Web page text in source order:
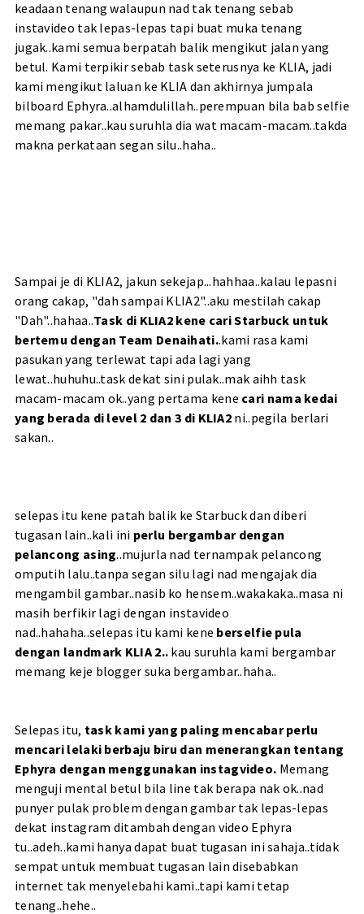
keadaan tenang walaupun nad tak tenang sebab
instavideo tak lepas-lepas tapi buat muka tenang
jugak..kami semua berpatah balik mengikut jalan yang
betul. Kami terpikir sebab task seterusnya ke KLIA, jadi
kami mengikut laluan ke KLIA dan akhirnya jumpala
bilboard Ephyra..alhamdulillah..perempuan bila bab selfie
memang pakar..kau suruhla dia wat macam-macam..takda
makna perkataan segan silu..haha..
Sampai je di KLIA2, jakun sekejap...hahhaa..kalau lepasni
orang cakap, "dah sampai KLIA2"..aku mestilah cakap
"Dah"..hahaa..Task di KLIA2 kene cari Starbuck untuk
bertemu dengan Team Denaihati..kami rasa kami
pasukan yang terlewat tapi ada lagi yang
lewat..huhuhu..task dekat sini pulak..mak aihh task
macam-macam ok..yang pertama kene cari nama kedai
yang berada di level 2 dan 3 di KLIA2 ni..pegila berlari
sakan..
selepas itu kene patah balik ke Starbuck dan diberi
tugasan lain..kali ini perlu bergambar dengan
pelancong asing..mujurla nad ternampak pelancong
omputih lalu..tanpa segan silu lagi nad mengajak dia
mengambil gambar..nasib ko hensem..wakakaka..masa ni
masih berfikir lagi dengan instavideo
nad..hahaha..selepas itu kami kene berselfie pula
dengan landmark KLIA 2.. kau suruhla kami bergambar
memang keje blogger suka bergambar..haha..
Selepas itu, task kami yang paling mencabar perlu
mencari lelaki berbaju biru dan menerangkan tentang
Ephyra dengan menggunakan instagvideo. Memang
menguji mental betul bila line tak berapa nak ok..nad
punyer pulak problem dengan gambar tak lepas-lepas
dekat instagram ditambah dengan video Ephyra
tu..adeh..kami hanya dapat buat tugasan ini sahaja..tidak
sempat untuk membuat tugasan lain disebabkan
internet tak menyelebahi kami..tapi kami tetap
tenang..hehe..